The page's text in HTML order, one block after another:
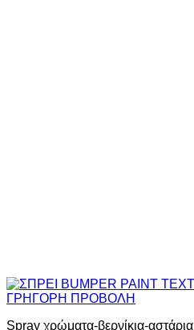
ΓΡΗΓΟΡΗ ΠΡΟΒΟΛΗ
Spray χρώματα-βερνίκια-αστάρια